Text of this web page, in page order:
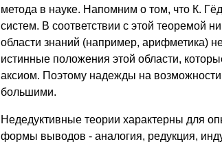
метода в науке. Напомним о том, что К.
систем. В соответствии с этой теоремой
области знаний (например, арифметика)
истинные положения этой области,
аксиом. Поэто­му надежды на
большими.
Недедуктивные теории характерны для
формы выводов - ана­логия, редукция,